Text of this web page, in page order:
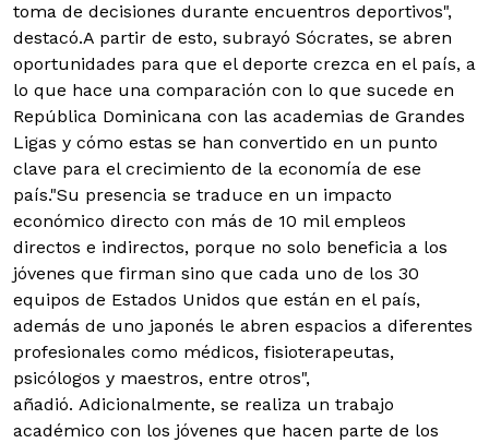
toma de decisiones durante encuentros deportivos",
destacó.A partir de esto, subrayó Sócrates, se abren
oportunidades para que el deporte crezca en el país, a
lo que hace una comparación con lo que sucede en
República Dominicana con las academias de Grandes
Ligas y cómo estas se han convertido en un punto
clave para el crecimiento de la economía de ese
país."Su presencia se traduce en un impacto
económico directo con más de 10 mil empleos
directos e indirectos, porque no solo beneficia a los
jóvenes que firman sino que cada uno de los 30
equipos de Estados Unidos que están en el país,
además de uno japonés le abren espacios a diferentes
profesionales como médicos, fisioterapeutas,
psicólogos y maestros, entre otros",
añadió. Adicionalmente, se realiza un trabajo
académico con los jóvenes que hacen parte de los